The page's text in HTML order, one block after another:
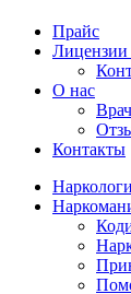
Прайс
О нас
Контакты